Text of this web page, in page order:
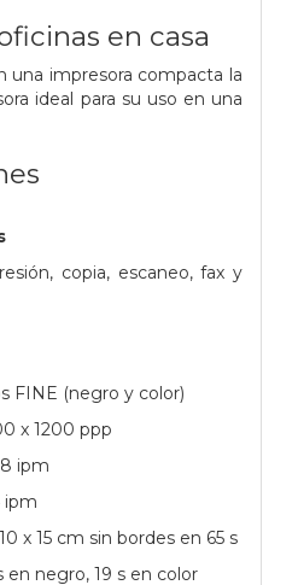
en casa
una impresora compacta la
ideal para su uso en una
copia, escaneo, fax y
FINE (negro y color)
x 1200 ppp
ipm
ipm
x 15 cm sin bordes en 65 s
en negro, 19 s en color